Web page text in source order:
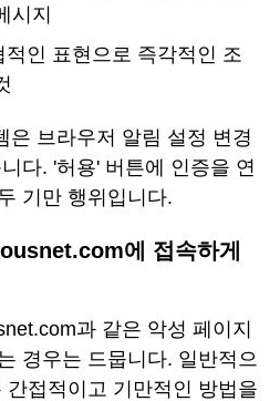
시지
적인 표현으로 즉각적인 조
은 브라우저 알림 설정 변경
다. '허용' 버튼에 인증을 연
기만 행위입니다.
에 접속하게
과 같은 악성 페이지
경우는 드뭅니다. 일반적으
간접적이고 기만적인 방법을